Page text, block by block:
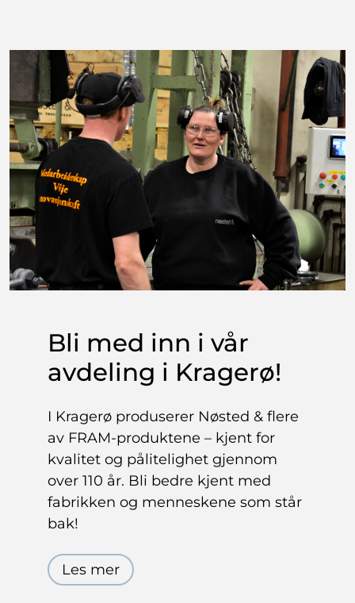
Bli med inn i vår
avdeling i Kragerø!
I Kragerø produserer Nøsted & flere
av FRAM-produktene – kjent for
kvalitet og pålitelighet gjennom
over 110 år. Bli bedre kjent med
fabrikken og menneskene som står
bak!
Les mer